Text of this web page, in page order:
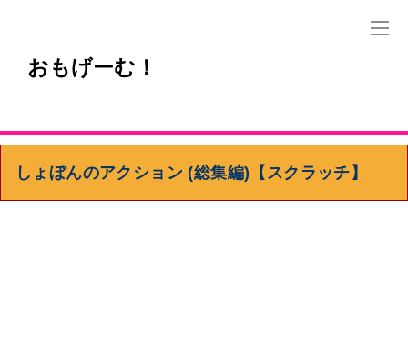
おもげーむ！
しょぼんのアクション (総集編)【スクラッチ】